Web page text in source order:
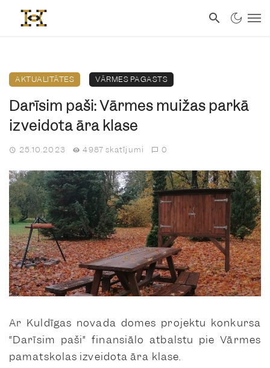
AKTUALITĀTES VĀRMES PAGASTS
Darīsim paši: Vārmes muižas parkā
izveidota āra klase
25.10.2023 4987 skatījumi 0
Ar Kuldīgas novada domes projektu konkursa
“Darīsim paši” finansiālo atbalstu pie Vārmes
pamatskolas izveidota āra klase.